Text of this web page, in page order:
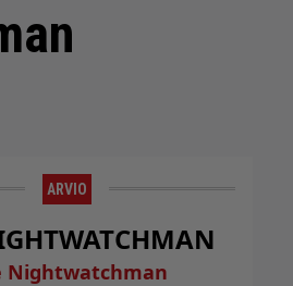
ARVIO
Nightwatchman